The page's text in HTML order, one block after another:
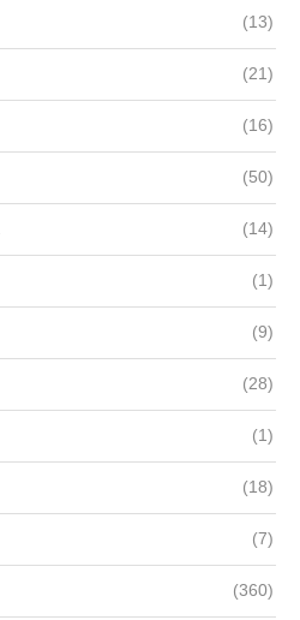
(13)
(21)
(16)
(50)
(14)
(1)
(9)
(28)
(1)
(18)
(7)
(360)